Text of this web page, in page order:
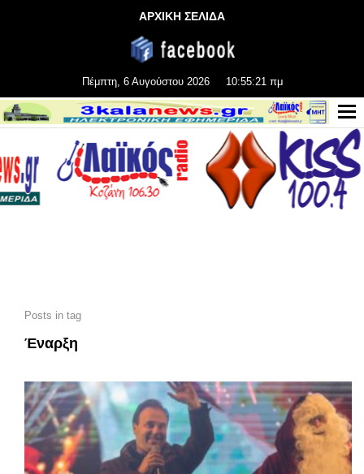
ΑΡΧΙΚΗ ΣΕΛΙΔΑ
Πέμπτη, 6 Αυγούστου 2026 10:55:23 πμ
Posts in tag
Έναρξη